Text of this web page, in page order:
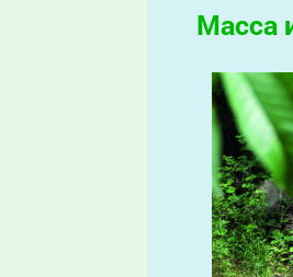
Масса